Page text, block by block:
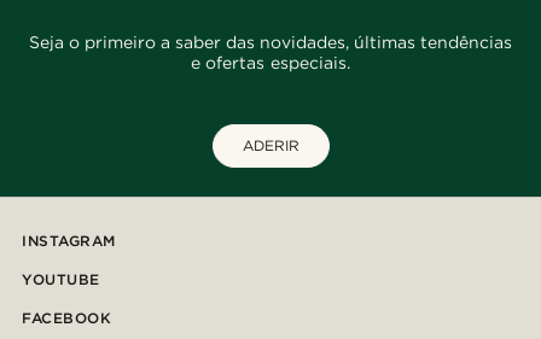
Seja o primeiro a saber das novidades, últimas tendências
e ofertas especiais.
ADERIR
INSTAGRAM
YOUTUBE
FACEBOOK